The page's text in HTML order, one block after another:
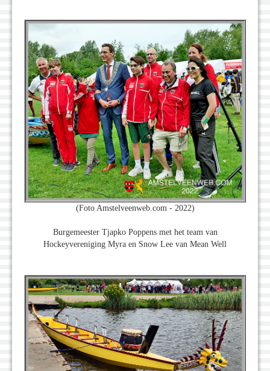
(Foto Amstelveenweb.com - 2022)
Burgemeester Tjapko Poppens met het team van
Hockeyvereniging Myra en Snow Lee van Mean Well